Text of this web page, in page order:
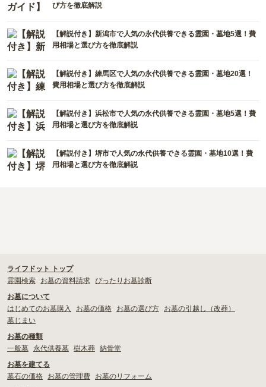
び方を徹底解説
【解説付き】新潟市で人気の永代供養できる霊園・墓地5選！費
用相場と選び方を徹底解説
【解説付き】練馬区で人気の永代供養できる霊園・墓地20選！
費用相場と選び方を徹底解説
【解説付き】浜松市で人気の永代供養できる霊園・墓地5選！費
用相場と選び方を徹底解説
【解説付き】堺市で人気の永代供養できる霊園・墓地10選！費
用相場と選び方を徹底解説
ライフドット トップ
霊園検索
お墓の資料請求 ぴったりお墓診断
お墓について
はじめてのお墓購入
お墓の価格 お墓の選び方
お墓の引越し（改葬）
墓じまい
お墓の種類
一般墓
永代供養墓 樹木葬 納骨堂
お墓を建てる
墓石の価格
お墓の管理費
お墓のリフォーム